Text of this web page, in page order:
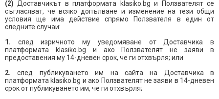
(2) Доставчикът в платформата klasiko.bg и Ползвателят се
съгласяват, че всяко допълване и изменение на тези общи
условия ще има действие спрямо Ползвателя в един от
следните случаи:
1. след изричното му уведомяване от Доставчика в
платформата klasiko.bg и ако Ползвателят не заяви в
предоставения му 14-дневен срок, че ги отхвърля; или
2. след публикуването им на сайта на Доставчика в
платформата klasiko.bg и ако Ползвателят не заяви в 14-дневен
срок от публикуването им, че ги отхвърля;